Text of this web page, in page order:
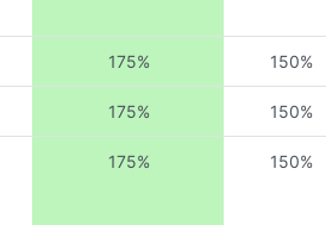
175% 150%
175% 150%
175% 150%